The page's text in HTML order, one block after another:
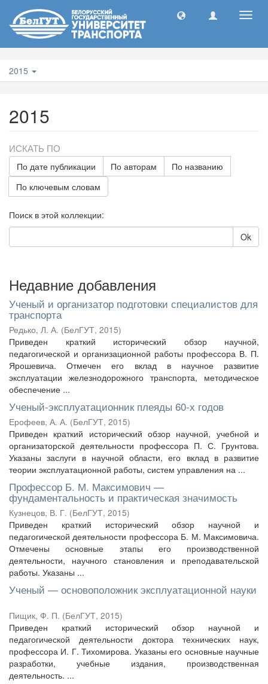
2015
2015
ИСКАТЬ ПО
По дате публикации По авторам
По названию
По ключевым словам
Поиск в этой коллекции:
Ok
Недавние добавления
Ученый и организатор подготовки специалистов для
транспорта
Редько, Л. А. (БелГУТ, 2015)
Приведен краткий исторический обзор научной,
педагогической и организационной работы профессора В. П.
Ярошевича. Отмечен его вклад в научное развитие
эксплуатации железнодорожного транспорта, методическое
обеспечение ...
Ученый-эксплуатационник плеяды 60-х годов
Ерофеев, А. А. (БелГУТ, 2015)
Приведен краткий исторический обзор научной, учебной и
организаторской деятельности профессора П. С. Грунтова.
Указаны заслуги в научной области, его вклад в развитие
теории эксплуатационной работы, систем управления на ...
Профессор Б. М. Максимович —
фундаментальность и практическая значимость
Кузнецов, В. Г. (БелГУТ, 2015)
Приведен краткий исторический обзор научной и
педагогической деятельности профессора Б. М. Максимовича.
Отмечены основные этапы его производственной
деятельности, научного становления и преподавательской
работы. Указаны ...
Ученый — основоположник эксплуатационной науки
Пищик, Ф. П. (БелГУТ, 2015)
Приведен краткий исторический обзор научной и
педагогической деятельности доктора технических наук,
профессора И. Г. Тихомирова. Указаны его основные научные
разработки, учебные издания, производственная
деятельность. ...